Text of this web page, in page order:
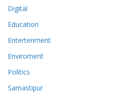
Digital
Education
Entertenment
Enviroment
Politics
Samastipur